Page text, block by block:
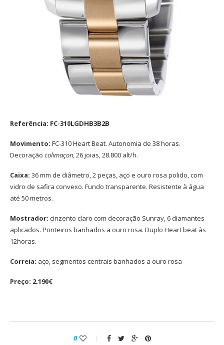
Referência: FC-310LGDHB3B2B
Movimento: FC-310 Heart Beat. Autonomia de 38 horas.
Decoração colimaçon, 26 joias, 28.800 alt/h.
Caixa: 36 mm de diâmetro, 2 peças, aço e ouro rosa polido, com
vidro de safira convexo. Fundo transparente. Resistente à água
até 50 metros.
Mostrador: cinzento claro com decoração Sunray, 6 diamantes
aplicados. Ponteiros banhados a ouro rosa. Duplo Heart beat às
12horas.
Correia: aço, segmentos centrais banhados a ouro rosa
Preço: 2.190€
0